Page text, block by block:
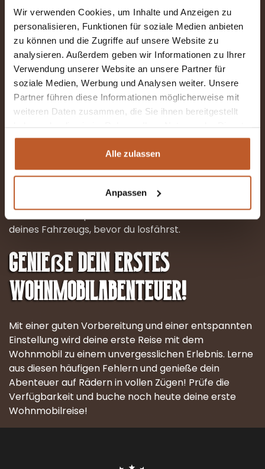
Wir verwenden Cookies, um Inhalte und Anzeigen zu
personalisieren, Funktionen für soziale Medien anbieten
zu können und die Zugriffe auf unsere Website zu
analysieren. Außerdem geben wir Informationen zu Ihrer
Verwendung unserer Website an unsere Partner für
soziale Medien, Werbung und Analysen weiter. Unsere
Partner führen diese Informationen möglicherweise mit
weiteren Daten zusammen, die Sie ihnen bereitgestellt
gesammelt haben.
Alle zulassen
Anpassen
Ein Wohnmobil bietet viel Stauraum, aber eine zu
schwere oder ungeschickte Beladung kann das
Fahrverhalten beeinträchtigen. Nimm nur das
Nötigste mit und verteile das Gewicht gleichmäßig.
Nicht auf die Maße des
Wohnmobils zu achten:
Wohnmobile sind größer als normale Autos, was
bedeutet, dass du auf Höhen- und
Breitenbeschränkungen achten musst. Brücken,
Tunnel und schmale Straßen können Hindernisse
deines Fahrzeugs, bevor du losfährst.
Genieße dein erstes
Wohnmobilabenteuer!
Mit einer guten Vorbereitung und einer entspannten
Einstellung wird deine erste Reise mit dem
Wohnmobil zu einem unvergesslichen Erlebnis. Lerne
aus diesen häufigen Fehlern und genieße dein
Abenteuer auf Rädern in vollen Zügen! Prüfe die
Verfügbarkeit und buche noch heute deine erste
Wohnmobilreise!